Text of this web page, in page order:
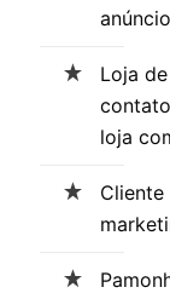
Loja
loja